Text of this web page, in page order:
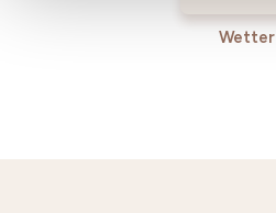
Wetter